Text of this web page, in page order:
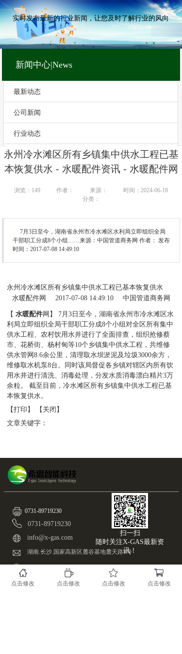
实时发布最新的行业新闻，让您及时了解行业的风向
最新动态
公司新闻
行业动态
技术文章
新闻中心|News
永州冷水滩区所有乡镇集中供水工程已基
本恢复供水 - 水暖配件资讯 - 水暖配件网
浏览： 149 作者： 来源：
时间：2024-06-18
分类：
7月3日至今，湖南省永州市冷水滩区水利局立即组织全局
干部职工分成8个小组……来源：中国管道商务网 作者： 发布
时间：2017-07-08 14:49:10
永州冷水滩区所有乡镇集中供水工程已基本恢复供水
水暖配件网
2017-07-08 14:49:10 中国管道商务网
【 水暖配件网】 7月3日至今，湖南省永州市冷水滩区水
利局立即组织全局干部职工分成8个小组对全区所有集中
供水工程、农村饮用水井进行了全面排查，组织抢修蔡
市、花桥街、杨村甸等10个乡镇集中供水工程，共维修
供水管网8.6余公里，清理取水坝淤泥及垃圾3000余方，
维修取水机泵8台。同时该局督促各乡镇对辖区内所有饮
用水井进行清洗、消毒处理，分发水质消毒漂白精片3万
余粒。 截至目前，冷水滩区所有乡镇集中供水工程已基
本恢复供水。
【打印】 【关闭】
文章关键字：
版权所有@湖南希思智能科技有限公司
扫一扫
随时关注X-GAS最新资
讯！
0731-89719230
info@x-gas.com
湖南.长沙.国家高新区麓谷基地麓天路8号
备案号：43019002000515
0731-89719230
点击修改 点击修改 点击修改 点击修改